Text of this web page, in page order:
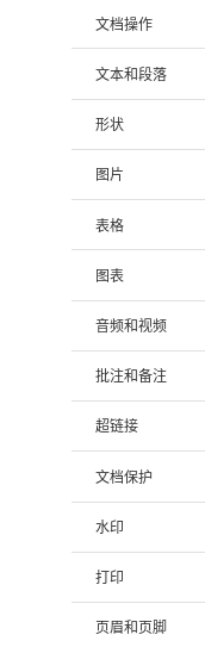
文档操作
文本和段落
形状
图片
表格
图表
音频和视频
批注和备注
超链接
文档保护
水印
打印
页眉和页脚